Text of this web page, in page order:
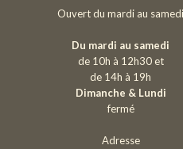
Ouvert du mardi au samedi
Du mardi au samedi
de 10h à 12h30 et
de 14h à 19h
Dimanche & Lundi
fermé
Adresse